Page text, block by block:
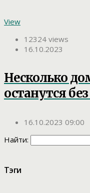
View
12324 views
16.10.2023
Несколько
останутся
16.10.2023 09:00
Найти:
Тэги